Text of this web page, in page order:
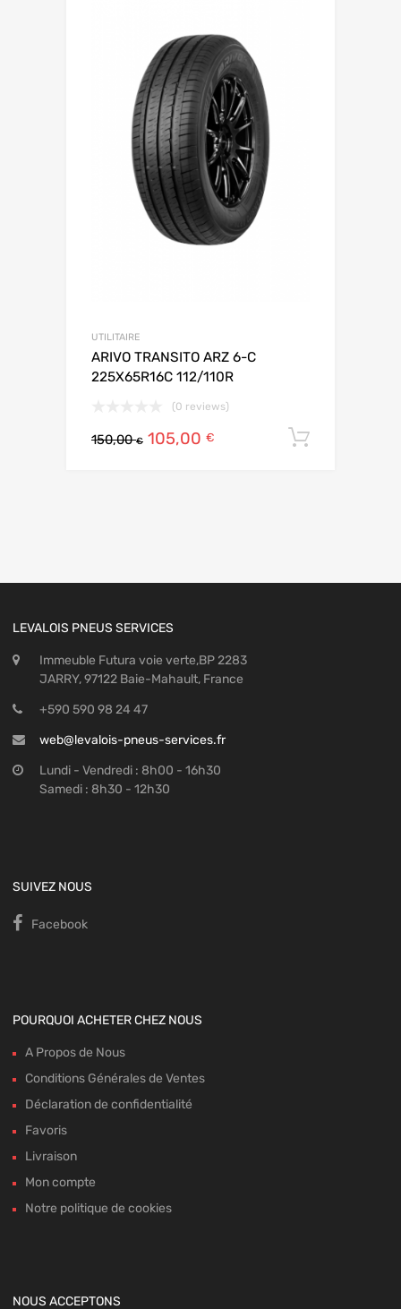
UTILITAIRE
ARIVO TRANSITO ARZ 6-C
225X65R16C 112/110R
(0 reviews)
150,00€ 105,00 €
LEVALOIS PNEUS SERVICES
Immeuble Futura voie verte,BP 2283
JARRY, 97122 Baie-Mahault, France
+590 590 98 24 47
web@levalois-pneus-services.fr
Lundi - Vendredi : 8h00 - 16h30
Samedi : 8h30 - 12h30
SUIVEZ NOUS
Facebook
POURQUOI ACHETER CHEZ NOUS
A Propos de Nous
Conditions Générales de Ventes
Déclaration de confidentialité
Favoris
Livraison
Mon compte
Notre politique de cookies
NOUS ACCEPTONS